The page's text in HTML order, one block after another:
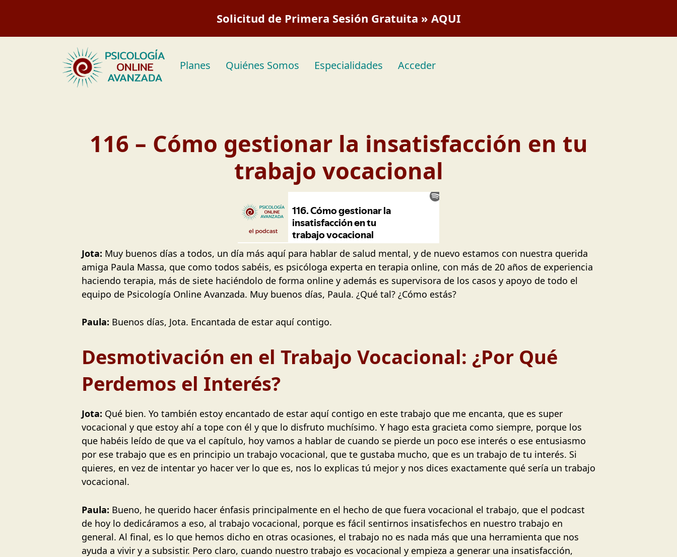
Solicitud de Primera Sesión Gratuita » AQUI
Planes Quiénes Somos Especialidades Acceder
116 – Cómo gestionar la insatisfacción en tu
trabajo vocacional
Jota: Muy buenos días a todos, un día más aquí para hablar de salud mental, y de nuevo estamos con nuestra querida
amiga Paula Massa, que como todos sabéis, es psicóloga experta en terapia online, con más de 20 años de experiencia
haciendo terapia, más de siete haciéndolo de forma online y además es supervisora de los casos y apoyo de todo el
equipo de Psicología Online Avanzada. Muy buenos días, Paula. ¿Qué tal? ¿Cómo estás?
Paula: Buenos días, Jota. Encantada de estar aquí contigo.
Desmotivación en el Trabajo Vocacional: ¿Por Qué
Perdemos el Interés?
Jota: Qué bien. Yo también estoy encantado de estar aquí contigo en este trabajo que me encanta, que es super
vocacional y que estoy ahí a tope con él y que lo disfruto muchísimo. Y hago esta gracieta como siempre, porque los
que habéis leído de que va el capítulo, hoy vamos a hablar de cuando se pierde un poco ese interés o ese entusiasmo
por ese trabajo que es en principio un trabajo vocacional, que te gustaba mucho, que es un trabajo de tu interés. Si
quieres, en vez de intentar yo hacer ver lo que es, nos lo explicas tú mejor y nos dices exactamente qué sería un trabajo
vocacional.
Paula: Bueno, he querido hacer énfasis principalmente en el hecho de que fuera vocacional el trabajo, que el podcast
de hoy lo dedicáramos a eso, al trabajo vocacional, porque es fácil sentirnos insatisfechos en nuestro trabajo en
general. Al final, es lo que hemos dicho en otras ocasiones, el trabajo no es nada más que una herramienta que nos
ayuda a vivir y a subsistir. Pero claro, cuando nuestro trabajo es vocacional y empieza a generar una insatisfacción,